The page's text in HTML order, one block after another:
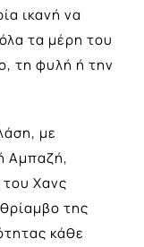
ικανή να
τα μέρη του
τη φυλή ή την
με
Αμπαζή,
Χανς
της
κάθε